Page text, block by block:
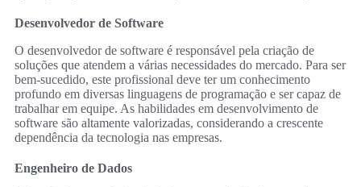
Desenvolvedor de Software
O desenvolvedor de software é responsável pela criação de
soluções que atendem a várias necessidades do mercado. Para ser
bem-sucedido, este profissional deve ter um conhecimento
profundo em diversas linguagens de programação e ser capaz de
trabalhar em equipe. As habilidades em desenvolvimento de
software são altamente valorizadas, considerando a crescente
dependência da tecnologia nas empresas.
Engenheiro de Dados